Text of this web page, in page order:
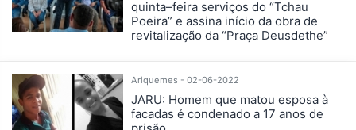
quinta–feira serviços do “Tchau
Poeira” e assina início da obra de
revitalização da “Praça Deusdethe”
Ariquemes - 02-06-2022
JARU: Homem que matou esposa à
facadas é condenado a 17 anos de